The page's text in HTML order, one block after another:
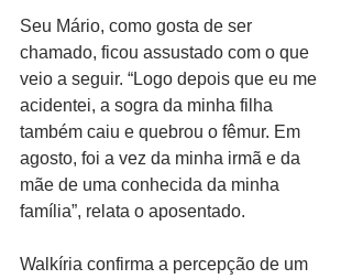
Seu Mário, como gosta de ser
chamado, ficou assustado com o que
veio a seguir. “Logo depois que eu me
acidentei, a sogra da minha filha
também caiu e quebrou o fêmur. Em
agosto, foi a vez da minha irmã e da
mãe de uma conhecida da minha
família”, relata o aposentado.
Walkíria confirma a percepção de um